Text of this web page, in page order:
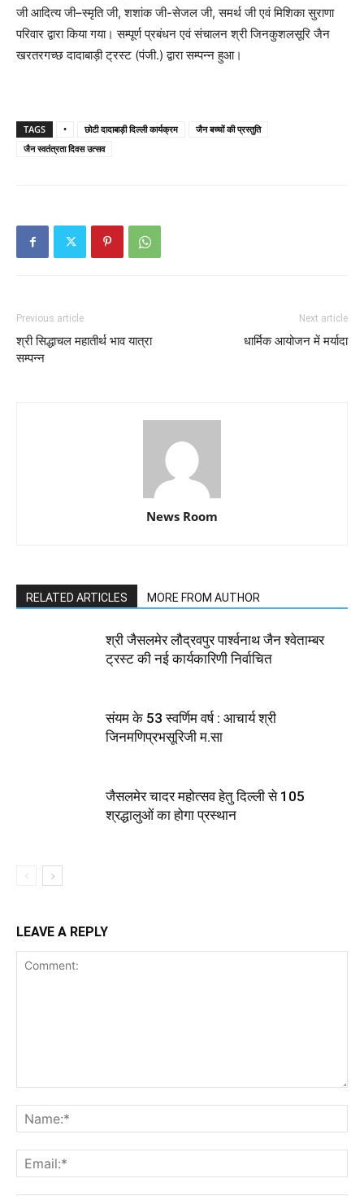
जी आदित्य जी–स्मृति जी, शशांक जी-सेजल जी, समर्थ जी एवं मिशिका सुराणा
परिवार द्वारा किया गया। सम्पूर्ण प्रबंधन एवं संचालन श्री जिनकुशलसूरि जैन
खरतरगच्छ दादाबाड़ी ट्रस्ट (पंजी.) द्वारा सम्पन्न हुआ।
TAGS • छोटी दादाबाड़ी दिल्ली कार्यक्रम
जैन बच्चों की प्रस्तुति
जैन स्वतंत्रता दिवस उत्सव
Previous article
श्री सिद्धाचल महातीर्थ भाव यात्रा
सम्पन्न
Next article
धार्मिक आयोजन में मर्यादा
News Room
RELATED ARTICLES MORE FROM AUTHOR
श्री जैसलमेर लौद्रवपुर पार्श्वनाथ जैन श्वेताम्बर
ट्रस्ट की नई कार्यकारिणी निर्वाचित
संयम के 53 स्वर्णिम वर्ष : आचार्य श्री
जिनमणिप्रभसूरिजी म.सा
जैसलमेर चादर महोत्सव हेतु दिल्ली से 105
श्रद्धालुओं का होगा प्रस्थान
LEAVE A REPLY